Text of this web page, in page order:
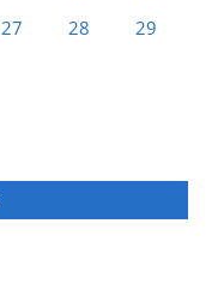
27 28
29